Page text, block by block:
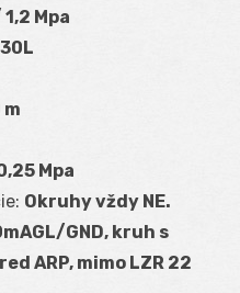
Mpa
m
Mpa
Okruhy vždy NE.
GND, kruh s
ARP, mimo LZR 22